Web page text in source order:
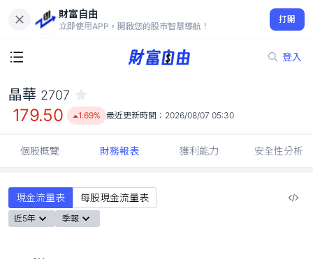
財富自由
立即使用APP，開啟您的股市智慧導航！
打開
登入
179.50
1.69%
晶華 2707
179.50 1.69% 最近更新時間： 2026/08/07 05:30
個股概覽 財務報表 獲利能力 安全性分析
現金流量表 每股現金流量表
近5年 季報